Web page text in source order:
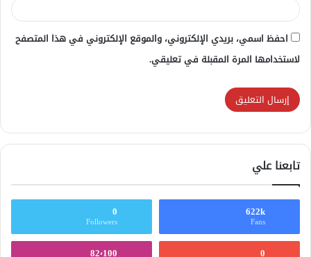
احفظ اسمي، بريدي الإلكتروني، والموقع الإلكتروني في هذا المتصفح
لاستخدامها المرة المقبلة في تعليقي.
تابعنا علي
622k
Fans
0
Followers
0 82٬100